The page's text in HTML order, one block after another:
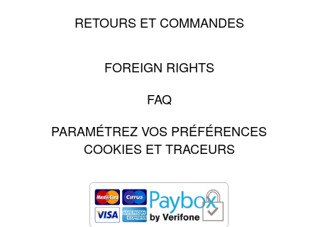
RETOURS ET COMMANDES
FOREIGN RIGHTS
FAQ
PARAMÉTREZ VOS PRÉFÉRENCES
COOKIES ET TRACEURS